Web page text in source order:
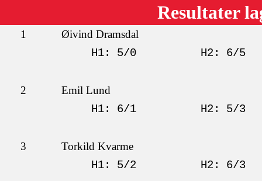
Resultater
1 Øivind Dramsdal
H1: 5/0 H2: 6/5
2 Emil Lund
H1: 6/1 H2: 5/3
3 Torkild Kvarme
H1: 5/2 H2: 6/3